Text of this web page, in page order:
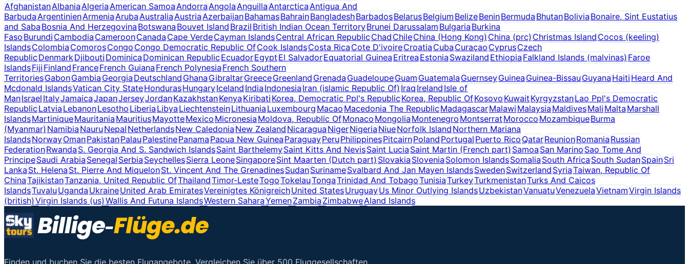
AfghanistanAlbaniaAlgeriaAmerican SamoaAndorraAngolaAnguillaAntarcticaAntigua And
BarbudaArgentinienArmeniaArubaAustraliaAustriaAzerbaijanBahamasBahrainBangladeshBarbadosBelarusBelgiumBelizeBeninBermudaBhutanBoliviaBonaire, Sint Eustatius
and SabaBosnia And HerzegovinaBotswanaBouvet IslandBrazilBritish Indian Ocean TerritoryBrunei DarussalamBulgariaBurkina
FasoBurundiCambodiaCameroonCanadaCape VerdeCayman IslandsCentral African RepublicChadChileChina (Hong Kong) China (prc)Christmas IslandCocos (keeling)
IslandsColombiaComorosCongoCongo Democratic Republic OfCook IslandsCosta RicaCote D'ivoireCroatiaCubaCuraçaoCyprusCzech
RepublicDenmarkDjiboutiDominicaDominican RepublicEcuadorEgyptEl SalvadorEquatorial GuineaEritreaEstoniaSwazilandEthiopiaFalkland Islands (malvinas)Faroe
IslandsFijiFinlandFranceFrench GuianaFrench PolynesiaFrench Southern
TerritoriesGabonGambiaGeorgiaDeutschlandGhanaGibraltarGreeceGreenlandGrenadaGuadeloupeGuamGuatemalaGuernseyGuineaGuinea-BissauGuyanaHaitiHeard And
Mcdonald IslandsVatican City StateHondurasHungaryIcelandIndiaIndonesiaIran (islamic Republic Of) IraqIrelandIsle of
ManIsraelItalyJamaicaJapanJerseyJordanKazakhstanKenyaKiribatiKorea, Democratic Ppl's RepublicKorea, Republic OfKosovoKuwaitKyrgyzstanLao Ppl's Democratic
RepublicLatviaLebanonLesothoLiberiaLibyaLiechtensteinLithuaniaLuxembourgMacaoMacedonia The RepublicMadagascarMalawiMalaysiaMaldivesMaliMaltaMarshall
IslandsMartiniqueMauritaniaMauritiusMayotteMexicoMicronesiaMoldova, Republic OfMonacoMongoliaMontenegroMontserratMoroccoMozambiqueBurma
(Myanmar)NamibiaNauruNepalNetherlandsNew CaledoniaNew ZealandNicaraguaNigerNigeriaNiueNorfolk IslandNorthern Mariana
IslandsNorwayOmanPakistanPalauPalestinePanamaPapua New GuineaParaguayPeruPhilippinesPitcairnPolandPortugalPuerto RicoQatarReunionRomaniaRussian
FederationRwandaS. Georgia And S. Sandwich IslandsSaint BarthelemySaint Kitts And NevisSaint LuciaSaint Martin (French part) SamoaSan MarinoSao Tome And
PrincipeSaudi ArabiaSenegalSerbiaSeychellesSierra LeoneSingaporeSint Maarten (Dutch part) SlovakiaSloveniaSolomon IslandsSomaliaSouth AfricaSouth SudanSpainSri
LankaSt. HelenaSt. Pierre And MiquelonSt. Vincent And The GrenadinesSudanSurinameSvalbard And Jan Mayen IslandsSwedenSwitzerlandSyriaTaiwan, Republic Of
ChinaTajikistanTanzania, United Republic OfThailandTimor-LesteTogoTokelauTongaTrinidad And TobagoTunisiaTurkeyTurkmenistanTurks And Caicos
IslandsTuvaluUgandaUkraineUnited Arab EmiratesVereinigtes KönigreichUnited StatesUruguayUs Minor Outlying IslandsUzbekistanVanuatuVenezuelaVietnamVirgin Islands
(british)Virgin Islands (us) Wallis And Futuna IslandsWestern SaharaYemenZambiaZimbabweAland Islands
Finden und buchen Sie die besten Flugangebote. Vergleichen Sie über 500 Fluggesellschaften.